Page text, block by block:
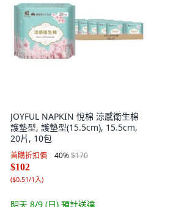
JOYFUL NAPKIN 悅棉 涼感衛生棉
護墊型, 護墊型(15.5cm), 15.5cm,
20片, 10包
首購折扣價 40%$170
$102
($0.51/1入)
明天 8/9 (日) 預計送達